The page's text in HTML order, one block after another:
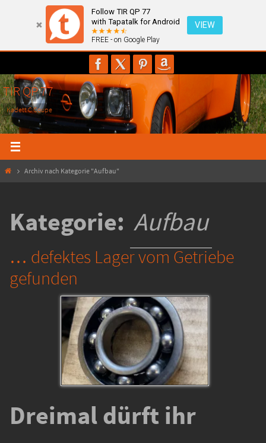
Follow TIR QP 77
with Tapatalk for Android
FREE - on Google Play
VIEW
Inhalt
springen
TIR QP 77
Kadett C Coupe
StartArchiv nach Kategorie "Aufbau"
Kategorie: Aufbau
… defektes Lager vom Getriebe
gefunden
Dreimal dürft ihr